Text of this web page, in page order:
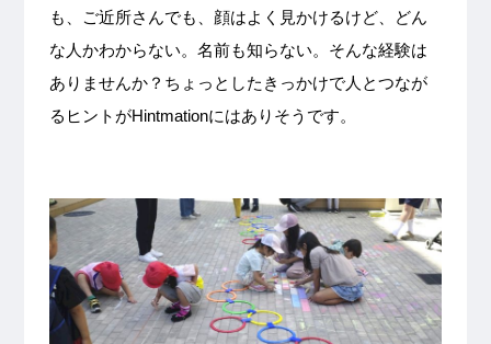
も、ご近所さんでも、顔はよく見かけるけど、どん
な人かわからない。名前も知らない。そんな経験は
ありませんか？ちょっとしたきっかけで人とつなが
るヒントがHintmationにはありそうです。